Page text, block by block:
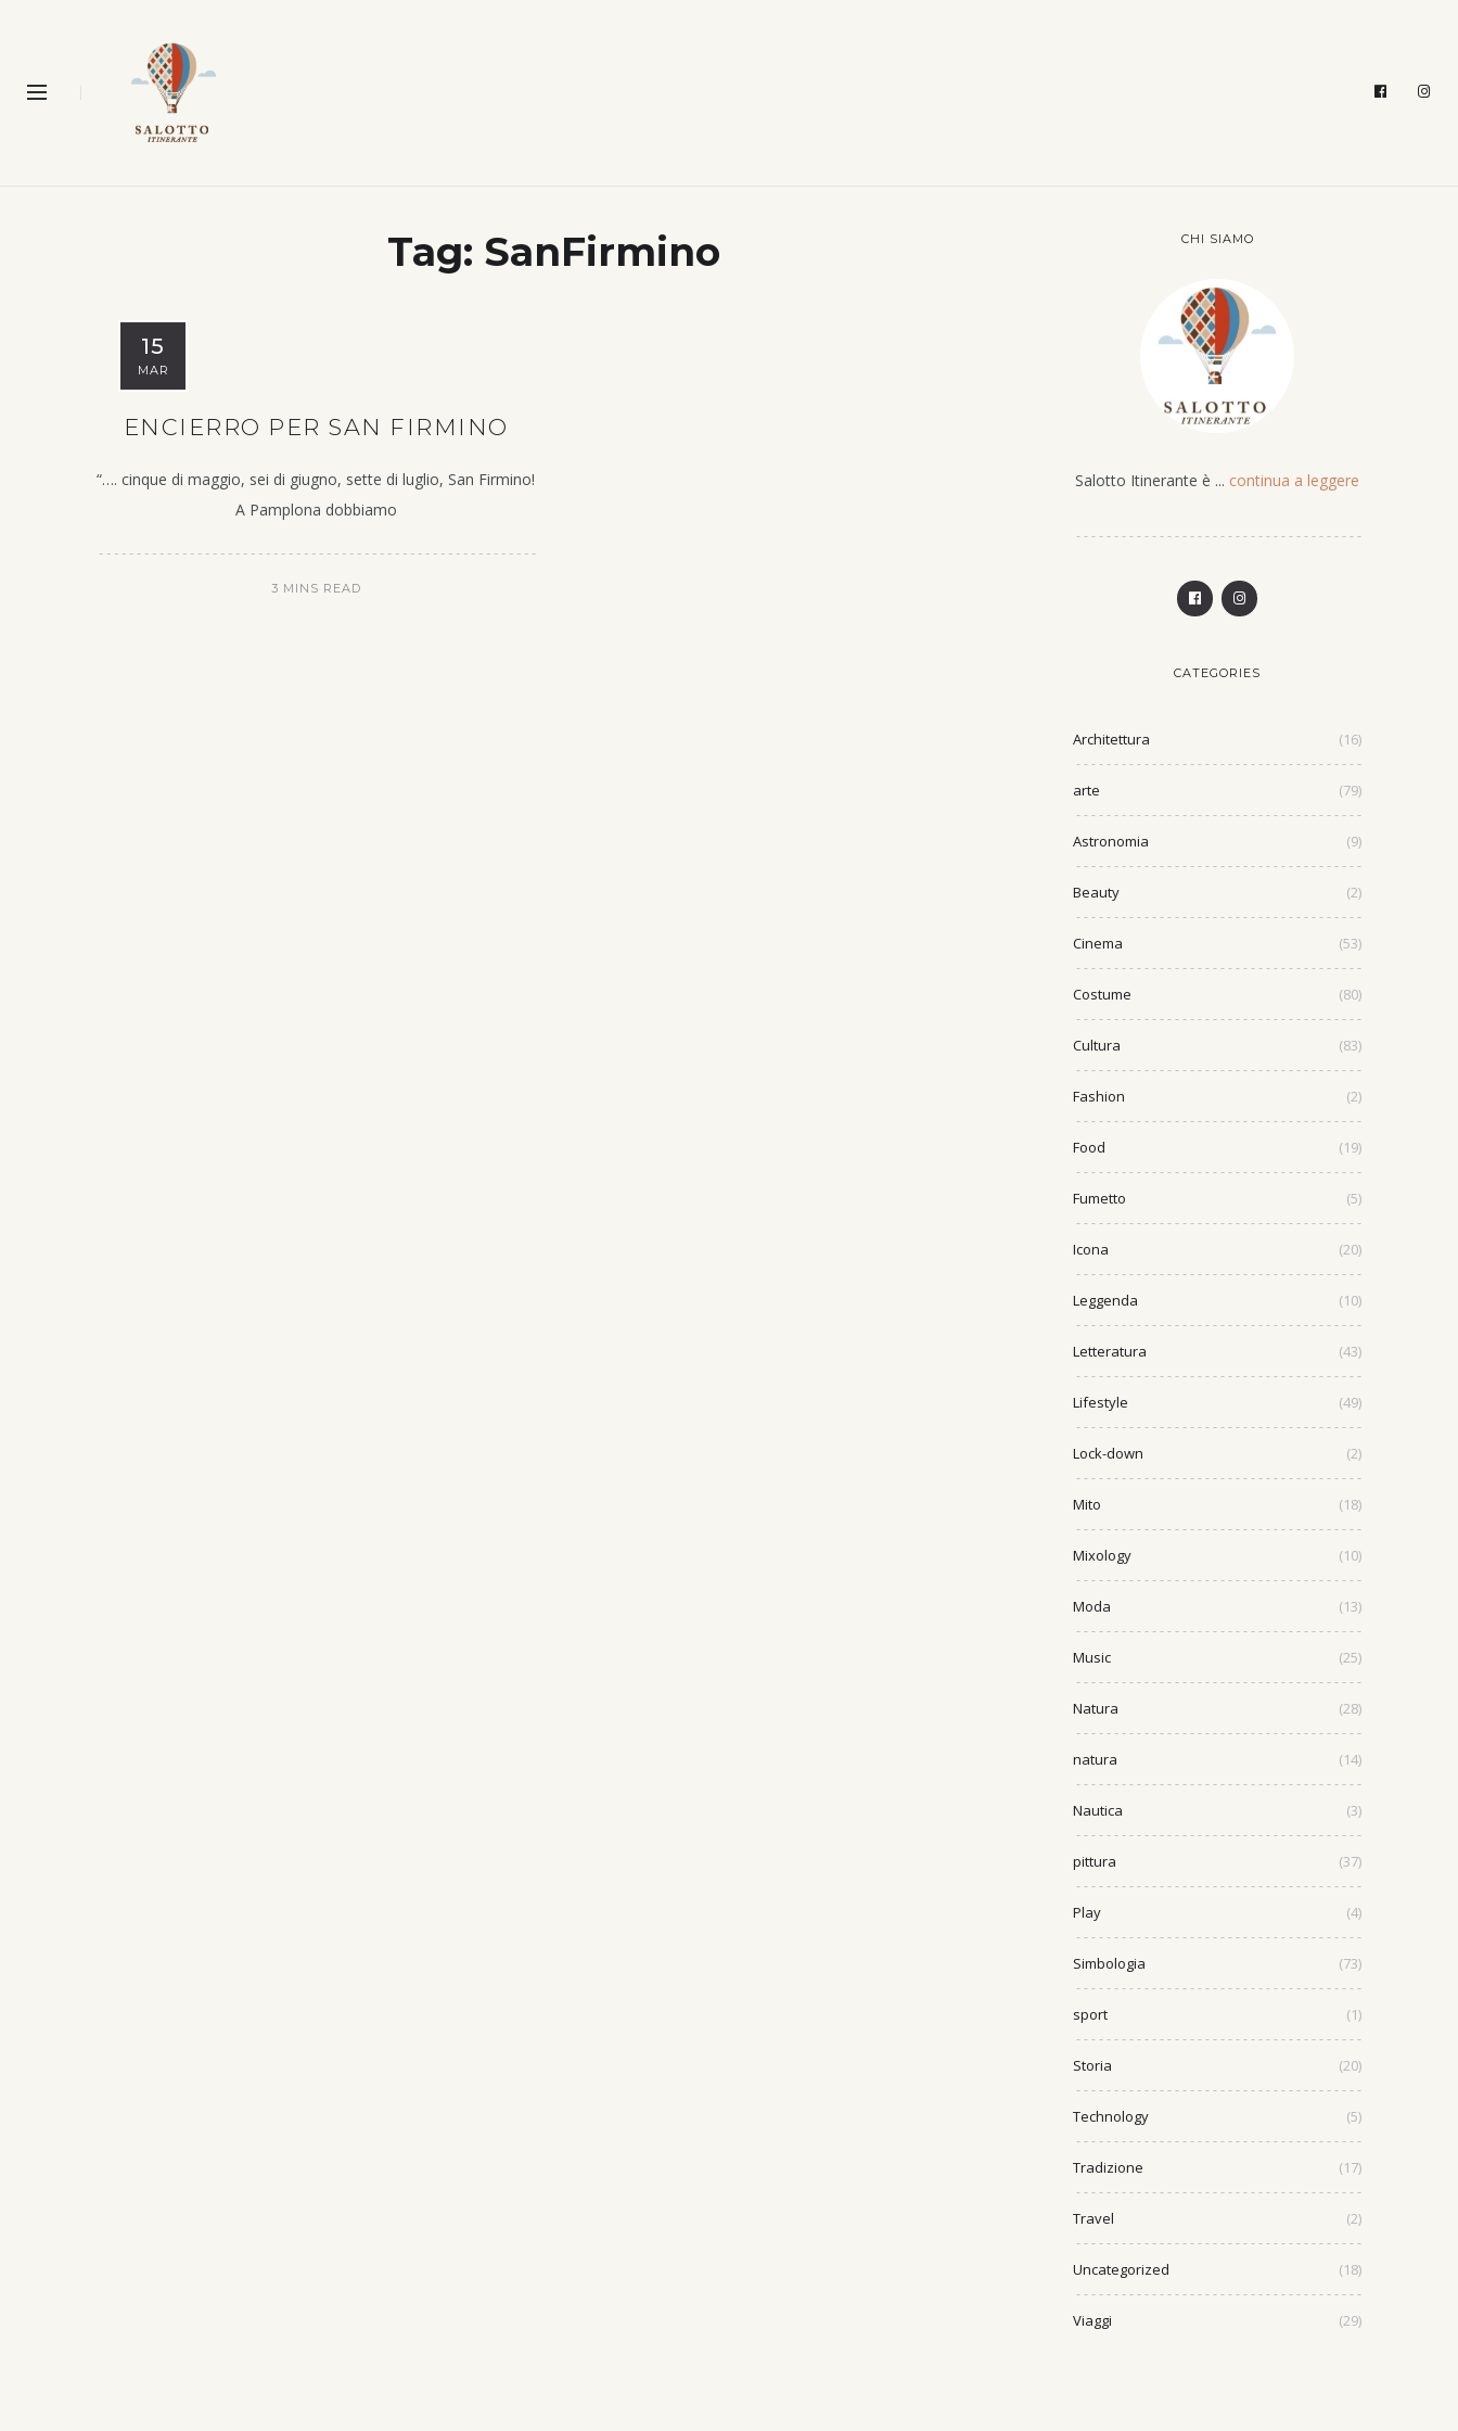
Tag: SanFirmino
15
MAR
ENCIERRO PER SAN FIRMINO
“…. cinque di maggio, sei di giugno, sette di luglio, San Firmino!
A Pamplona dobbiamo
3 MINS READ
CHI SIAMO
Salotto Itinerante è ... continua a leggere
CATEGORIES
Architettura (16)
arte (79)
Astronomia (9)
Beauty (2)
Cinema (53)
Costume (80)
Cultura (83)
Fashion (2)
Food (19)
Fumetto (5)
Icona (20)
Leggenda (10)
Letteratura (43)
Lifestyle (49)
Lock-down (2)
Mito (18)
Mixology (10)
Moda (13)
Music (25)
Natura (28)
natura (14)
Nautica (3)
pittura (37)
Play (4)
Simbologia (73)
sport (1)
Storia (20)
Technology (5)
Tradizione (17)
Travel (2)
Uncategorized (18)
Viaggi (29)